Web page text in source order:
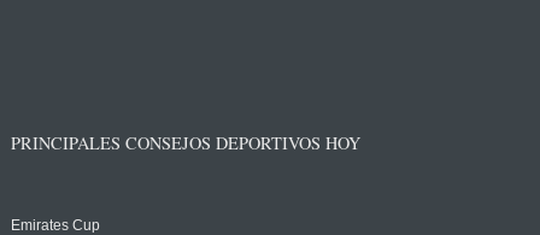
PRINCIPALES CONSEJOS DEPORTIVOS HOY
Emirates Cup